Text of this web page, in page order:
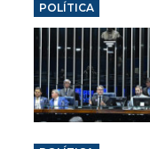
POLÍTICA